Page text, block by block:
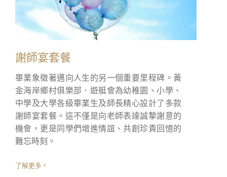
謝師宴套餐
畢業象徵著邁向人生的另一個重要里程碑。黃
金海岸鄉村俱樂部．遊艇會為幼稚園、小學、
中學及大學各級畢業生及師長精心設計了多款
謝師宴套餐。這不僅是向老師表達誠摯謝意的
機會，更是同學們增進情誼、共創珍貴回憶的
難忘時刻。
了解更多
-